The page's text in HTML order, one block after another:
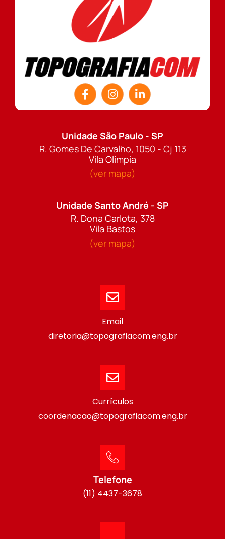
Unidade São Paulo - SP
R. Gomes De Carvalho, 1050 - Cj 113
Vila Olímpia
(ver mapa)
Unidade Santo André - SP
R. Dona Carlota, 378
Vila Bastos
(ver mapa)
Email
diretoria@topografiacom.eng.br
Currículos
coordenacao@topografiacom.eng.br
Telefone
(11) 4437-3678